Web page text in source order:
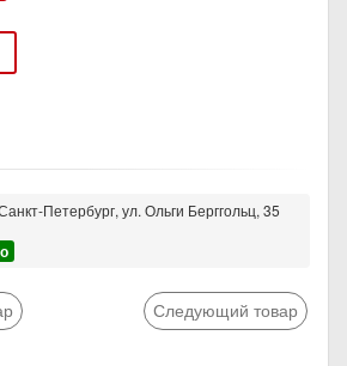
Петербург, ул. Ольги Берггольц, 35
Следующий товар